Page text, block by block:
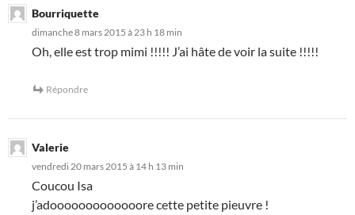
Bourriquette
dimanche 8 mars 2015 à 23 h 18 min
Oh, elle est trop mimi !!!!! J’ai hâte de voir la suite !!!!!
Répondre
Valerie
vendredi 20 mars 2015 à 14 h 13 min
Coucou Isa
j’adooooooooooooore cette petite pieuvre !